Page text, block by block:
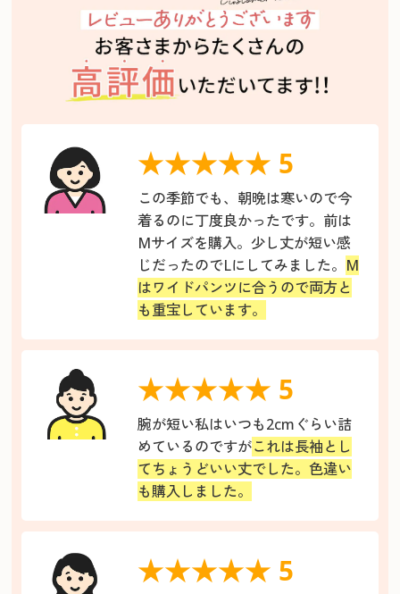
★★★★★ 5
この季節でも、朝晩は寒いので今
着るのに丁度良かったです。前は
Mサイズを購入。少し丈が短い感
じだったのでLにしてみました。 M
はワイドパンツに合うので両方と
も重宝しています。
★★★★★ 5
腕が短い私はいつも2cmぐらい詰
めているのですがこれは長袖とし
てちょうどいい丈でした。色違い
も購入しました。
★★★★★ 5